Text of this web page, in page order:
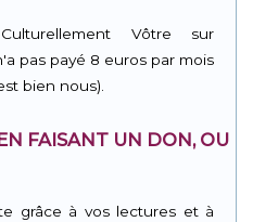
Vôtre sur
pas payé 8 euros par mois
bien nous).
FAISANT UN DON, OU
grâce à vos lectures et à